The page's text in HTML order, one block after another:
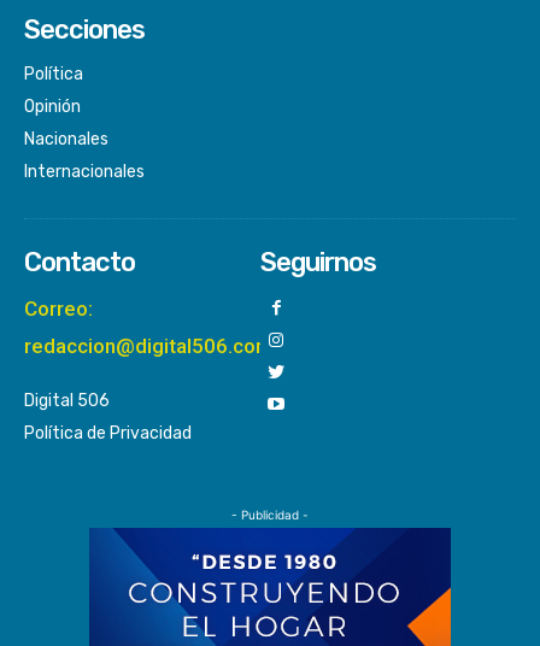
Secciones
Política
Opinión
Nacionales
Internacionales
Contacto
Correo:
redaccion@digital506.com
Digital 506
Política de Privacidad
Seguirnos
- Publicidad -